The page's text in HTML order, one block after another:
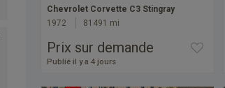
Chevrolet Corvette C3 Stingray
1972
81491 mi
Prix sur demande
Publié il y a 4 jours